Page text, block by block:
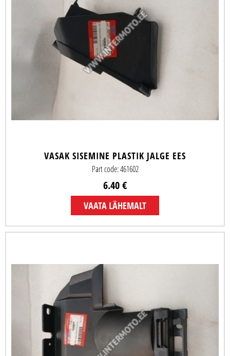
VASAK SISEMINE PLASTIK JALGE EES
Part code: 461602
6.40 €
VAATA LÄHEMALT